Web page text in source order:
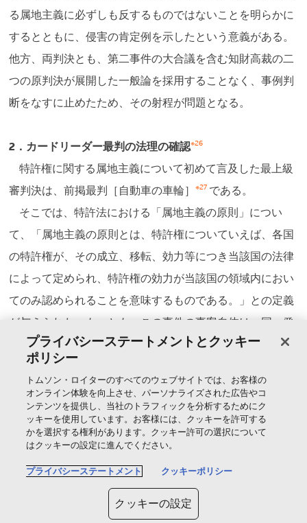
る属地主義に必ずしも反するものではないことを明らかに
するとともに、侵害の肯定例を示したという意義がある。
他方、両判決とも、第二事件の大合議を含む知財高裁の二
つの原判決が展開した一般論を採用することなく、事例判
断をなすに止めたため、その射程が問題となる。
2．カードリーダー最判の法理の確認※26
特許権に関する属地主義について初めて言及した最上級
審判決は、前掲最判［自動車の車輪］※27 である。
そこでは、特許法における「属地主義の原則」につい
て、「属地主義の原則とは、特許権についていえば、各国
の特許権が、その成立、移転、効力等につき当該国の法律
によって定められ、特許権の効力が当該国の領域内におい
てのみ認められることを意味するものである。」との定義
が与えられた。もっとも、この事件の事案自体は、同一発
明について日本とドイツで特許権を有する原告がドイツで
製造販売した当該特許発明の実施品を被告が輸入し日本国
内で販売する行為が、原告の日本の特許権を侵害するか否
かということが争われた事件である。最高裁は、上記のよ
うに属地主義を定義したが、事件への当てはめについて
は、日本の特許法の下で特許権の行使の可否を判断する際
に、国外譲渡という事情を考慮することは国内法の解釈の
問題であって、属地主義によって妨げられるものではない
旨を判示したに止まる。他方で、事案の解決に必要はなか
プライバシーステートメントとクッキー
ポリシー
トムソン・ロイターのすべてのウェブサイトでは、お客様の
オンライン体験を向上させ、パーソナライズされた広告やコ
ンテンツを提供し、当社のトラフィックを分析するためにク
ッキーを使用しています。お客様には、クッキーを許可する
かを選択する権利があります。クッキー許可の選択について
はクッキーの設定に進んでください。
プライバシーステートメント クッキーポリシー
クッキーの設定